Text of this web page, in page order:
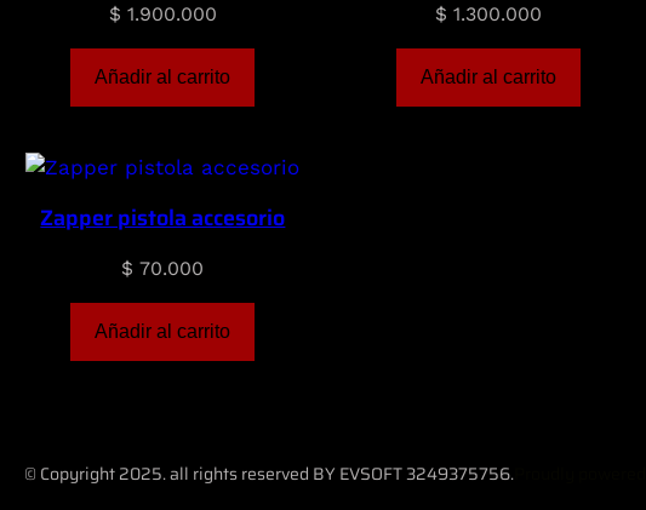
$ 1.900.000
Añadir al carrito
$ 1.300.000
Añadir al carrito
Zapper pistola accesorio
$ 70.000
Añadir al carrito
© Copyright 2025. all rights reserved BY EVSOFT 3249375756.